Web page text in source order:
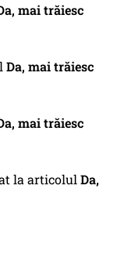
mai trăiesc
Da, mai trăiesc
mai trăiesc
la articolulDa,